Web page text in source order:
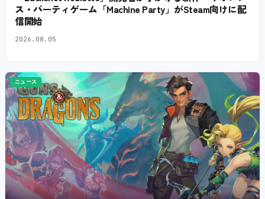
ス・パーティゲーム「Machine Party」がSteam向けに配
信開始
2026.08.05
ニュース